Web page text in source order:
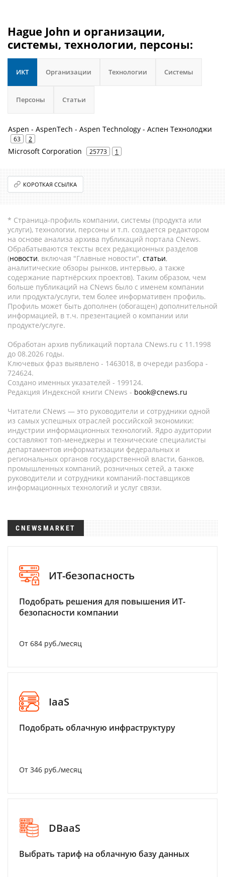
Hague John и организации,
системы, технологии, персоны:
ИКТ Организации Технологии Системы
Персоны Статьи
Aspen - AspenTech - Aspen Technology - Аспен Технолоджи
63 2
Microsoft Corporation 25773 1
КОРОТКАЯ ССЫЛКА
* Страница-профиль компании, системы (продукта или
услуги), технологии, персоны и т.п. создается редактором
на основе анализа архива публикаций портала CNews.
Обрабатываются тексты всех редакционных разделов
(новости, включая "Главные новости", статьи,
аналитические обзоры рынков, интервью, а также
содержание партнёрских проектов). Таким образом, чем
больше публикаций на CNews было с именем компании
или продукта/услуги, тем более информативен профиль.
Профиль может быть дополнен (обогащен) дополнительной
информацией, в т.ч. презентацией о компании или
продукте/услуге.
Обработан архив публикаций портала CNews.ru c 11.1998
до 08.2026 годы.
Ключевых фраз выявлено - 1463018, в очереди разбора -
724624.
Создано именных указателей - 199124.
Редакция Индексной книги CNews - book@cnews.ru
Читатели CNews — это руководители и сотрудники одной
из самых успешных отраслей российской экономики:
индустрии информационных технологий. Ядро аудитории
составляют топ-менеджеры и технические специалисты
департаментов информатизации федеральных и
региональных органов государственной власти, банков,
промышленных компаний, розничных сетей, а также
руководители и сотрудники компаний-поставщиков
информационных технологий и услуг связи.
CNEWSMARKET
ИТ-безопасность
Подобрать решения для повышения ИТ-
безопасности компании
От 684 руб./месяц
IaaS
Подобрать облачную инфраструктуру
От 346 руб./месяц
DBaaS
Выбрать тариф на облачную базу данных